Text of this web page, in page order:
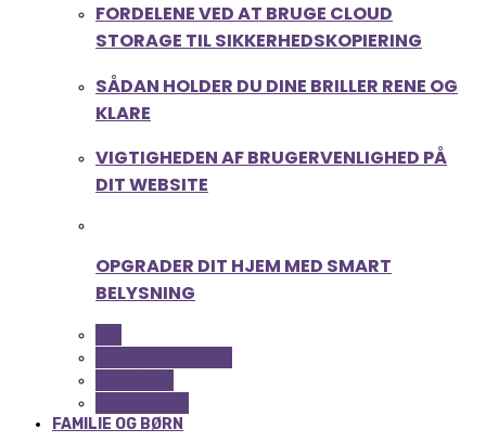
FORDELENE VED AT BRUGE CLOUD
STORAGE TIL SIKKERHEDSKOPIERING
SÅDAN HOLDER DU DINE BRILLER RENE OG
KLARE
VIGTIGHEDEN AF BRUGERVENLIGHED PÅ
DIT WEBSITE
OPGRADER DIT HJEM MED SMART
BELYSNING
FAMILIE OG BØRN